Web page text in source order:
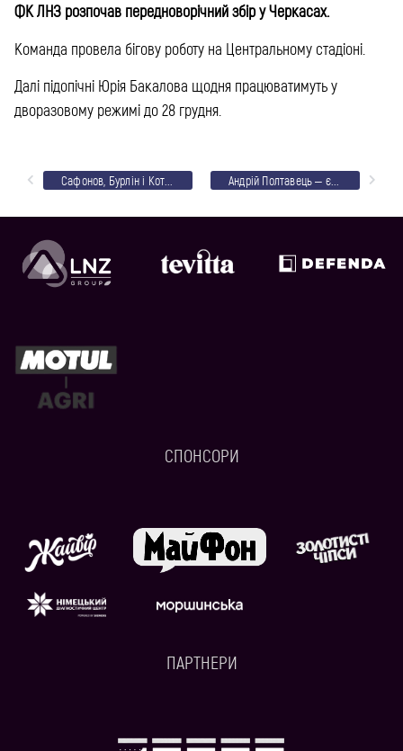
ФК ЛНЗ розпочав передноворічний збір у Черкасах.
Команда провела бігову роботу на Центральному стадіоні.
Далі підопічні Юрія Бакалова щодня працюватимуть у
дворазовому режимі до 28 грудня.
СПОНСОРИ
ПАРТНЕРИ